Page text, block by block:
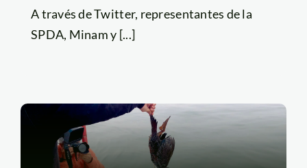
A través de Twitter, representantes de la
SPDA, Minam y [...]